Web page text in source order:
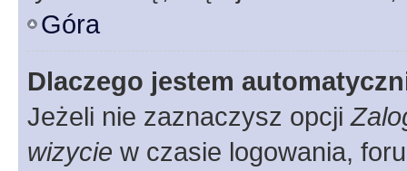
Góra
Dlaczego jestem
Jeżeli nie zaznaczysz opcji
wizycie w czasie logowania,